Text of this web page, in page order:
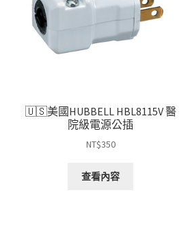
🇺🇸美國HUBBELL HBL8115V 醫
院級電源公插
NT$350
查看內容